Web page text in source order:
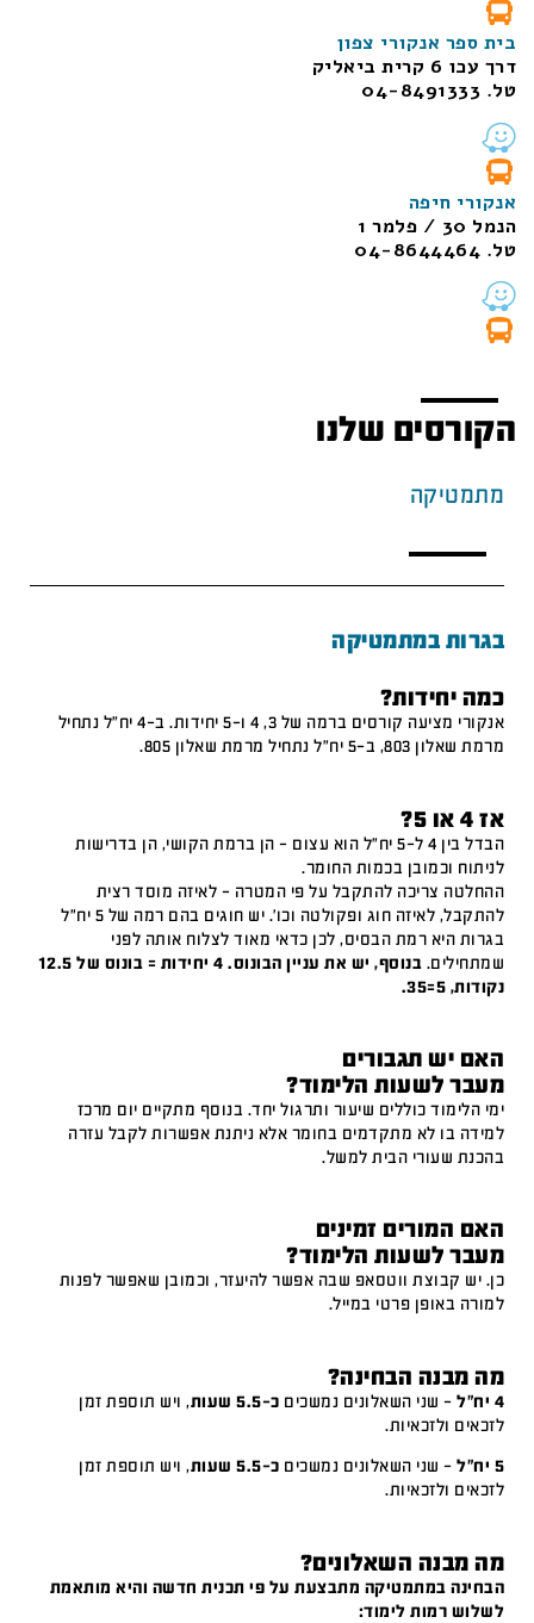
בית ספר אנקורי צפון
דרך עכו 6 קרית ביאליק
טל. 04-8491333
אנקורי חיפה
הנמל 30 / פלמר 1
טל. 04-8644464
הקורסים שלנו
מתמטיקה
בגרות במתמטיקה
כמה יחידות?
אנקורי מציעה קורסים ברמה של 3, 4 ו-5 יחידות. ב-4 יח"ל נתחיל
מרמת שאלון 803, ב-5 יח"ל נתחיל מרמת שאלון 805.
אז 4 או 5?
הבדל בין 4 ל-5 יח"ל הוא עצום – הן ברמת הקושי, הן בדרישות
לניתוח וכמובן בכמות החומר.
ההחלטה צריכה להתקבל על פי המטרה – לאיזה מוסד רצית
להתקבל, לאיזה חוג ופקולטה וכו'. יש חוגים בהם רמה של 5 יח"ל
בגרות היא רמת הבסיס, לכן כדאי מאוד לצלוח אותה לפני
שמתחילים.
בנוסף, יש את עניין הבונוס. 4 יחידות = בונוס של 12.5
נקודות, 5=35.
האם יש תגבורים
מעבר לשעות הלימוד?
ימי הלימוד כוללים שיעור ותרגול יחד. בנוסף מתקיים יום מרכז
למידה בו לא מתקדמים בחומר אלא ניתנת אפשרות לקבל עזרה
בהכנת שעורי הבית למשל.
האם המורים זמינים
מעבר לשעות הלימוד?
כן. יש קבוצת ווטסאפ שבה אפשר להיעזר, וכמובן שאפשר לפנות
למורה באופן פרטי במייל.
מה מבנה הבחינה?
4 יח"ל – שני השאלונים נמשכים כ-5.5 שעות
, ויש תוספת זמן
לזכאים ולזכאיות.
5 יח"ל – שני השאלונים נמשכים כ-5.5 שעות
, ויש תוספת זמן
לזכאים ולזכאיות.
מה מבנה השאלונים?
הבחינה במתמטיקה מתבצעת על פי תכנית חדשה והיא מותאמת
לשלוש רמות לימוד: